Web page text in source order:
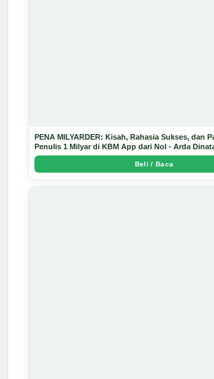
PENA MILYARDER: Kisah, Rahasia Sukses, dan
Penulis 1 Milyar di KBM App dari Nol - Arda
Beli / Baca